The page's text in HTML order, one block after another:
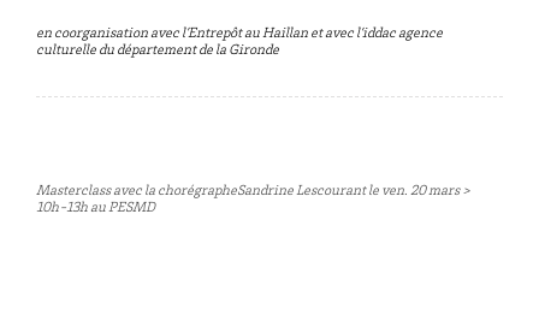
en coorganisation avec l’Entrepôt au Haillan et avec l’iddac agence
culturelle du département de la Gironde
Masterclass avec la chorégrapheSandrine Lescourant le ven. 20 mars >
10h-13h au PESMD